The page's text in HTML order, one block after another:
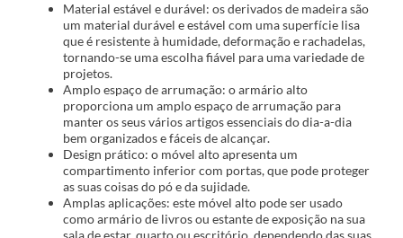
Material estável e durável: os derivados de madeira são
um material durável e estável com uma superfície lisa
que é resistente à humidade, deformação e rachadelas,
tornando-se uma escolha fiável para uma variedade de
projetos.
Amplo espaço de arrumação: o armário alto
proporciona um amplo espaço de arrumação para
manter os seus vários artigos essenciais do dia-a-dia
bem organizados e fáceis de alcançar.
Design prático: o móvel alto apresenta um
compartimento inferior com portas, que pode proteger
as suas coisas do pó e da sujidade.
Amplas aplicações: este móvel alto pode ser usado
como armário de livros ou estante de exposição na sua